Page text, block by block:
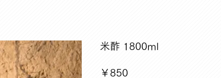
米酢 1800ml
￥850